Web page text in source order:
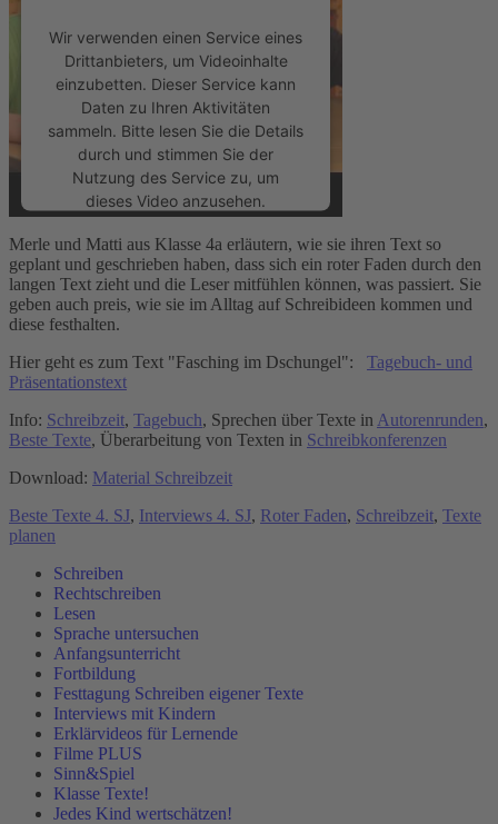
Wir verwenden einen Service eines
Drittanbieters, um Videoinhalte
einzubetten. Dieser Service kann
Daten zu Ihren Aktivitäten
sammeln. Bitte lesen Sie die Details
durch und stimmen Sie der
Nutzung des Service zu, um
dieses Video anzusehen.
Mehr Informationen
Akzeptieren
powered byUsercentrics Consent
Management Platform
eRecht24
Merle und Matti aus Klasse 4a erläutern, wie sie ihren Text so
geplant und geschrieben haben, dass sich ein roter Faden durch den
langen Text zieht und die Leser mitfühlen können, was passiert. Sie
geben auch preis, wie sie im Alltag auf Schreibideen kommen und
diese festhalten.
Hier geht es zum Text "Fasching im Dschungel": Tagebuch- und
Präsentationstext
Info: Schreibzeit, Tagebuch, Sprechen über Texte in Autorenrunden,
Beste Texte, Überarbeitung von Texten in Schreibkonferenzen
Download: Material Schreibzeit
Beste Texte 4. SJ, Interviews 4. SJ, Roter Faden, Schreibzeit, Texte
planen
Schreiben
Rechtschreiben
Lesen
Sprache untersuchen
Anfangsunterricht
Fortbildung
Festtagung Schreiben eigener Texte
Interviews mit Kindern
Erklärvideos für Lernende
Filme PLUS
Sinn&Spiel
Klasse Texte!
Jedes Kind wertschätzen!